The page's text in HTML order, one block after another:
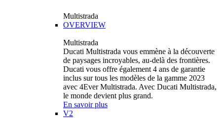
Multistrada
OVERVIEW
Multistrada
Ducati Multistrada vous emmène à la découverte
de paysages incroyables, au-delà des frontières.
Ducati vous offre également 4 ans de garantie
inclus sur tous les modèles de la gamme 2023
avec 4Ever Multistrada. Avec Ducati Multistrada,
le monde devient plus grand.
En savoir plus
V2